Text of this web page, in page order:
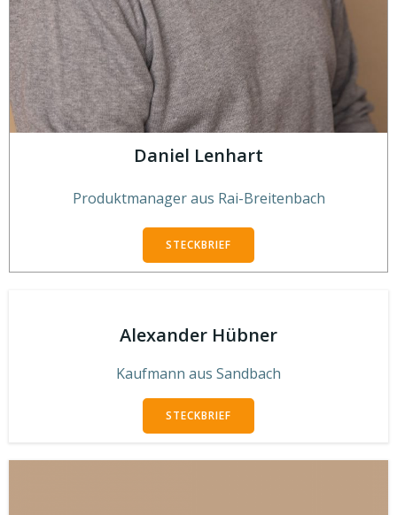
Daniel Lenhart
Produktmanager aus Rai-Breitenbach
STECKBRIEF
Alexander Hübner
Kaufmann aus Sandbach
STECKBRIEF